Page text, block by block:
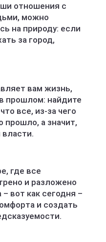
отношения с
можно
на природу: если
за город,
вам жизнь,
прошлом: найдите
все, из-за чего
прошло, а значит,
где все
и разложено
вот как сегодня –
и создать